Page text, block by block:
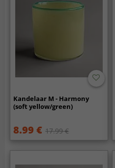
Kandelaar M - Harmony
(soft yellow/green)
8.99 € 17.99 €